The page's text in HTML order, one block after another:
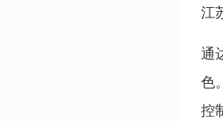
江
通
色
控